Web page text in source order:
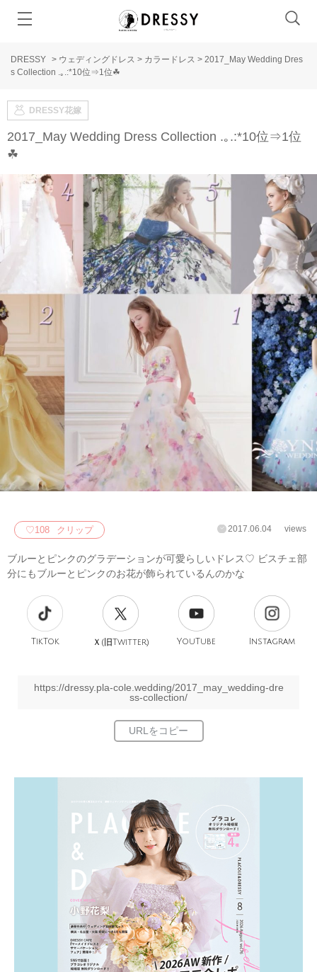
DRESSY > ウェディングドレス > カラードレス > 2017_May Wedding Dres
s Collection .｡.:*10位⇒1位☘
DRESSY花嫁
2017_May Wedding Dress Collection .｡.:*10位⇒1位
☘
♡108 クリップ 2017.06.04 views
ブルーとピンクのグラデーションが可愛らしいドレス♡ ビスチェ部
分にもブルーとピンクのお花が飾られているんのかな
TikTok Ｘ(旧Twitter) YouTube Instagram
https://dressy.pla-cole.wedding/2017_may_wedding-dre
ss-collection/